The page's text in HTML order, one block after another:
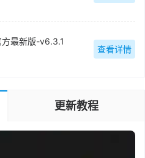
最新版-v6.3.1
查看详情
更新教程